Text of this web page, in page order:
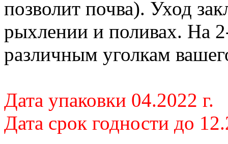
позволит почва). Уход
рыхлении и поливах. На
различным уголкам
Дата упаковки 04.2022 г.
Дата срок годности до